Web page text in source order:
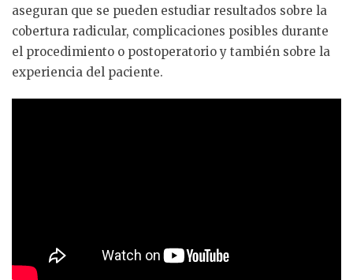
aseguran que se pueden estudiar resultados sobre la
cobertura radicular, complicaciones posibles durante
el procedimiento o postoperatorio y también sobre la
experiencia del paciente.